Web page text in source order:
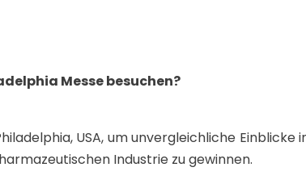
Messe besuchen?
USA, um unvergleichliche Einblicke
Industrie zu gewinnen.